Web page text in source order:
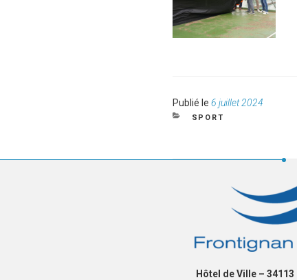
Publié le Publié
le
6 juillet 2024
CATÉGORIES
SPORT
Hôtel de Ville –